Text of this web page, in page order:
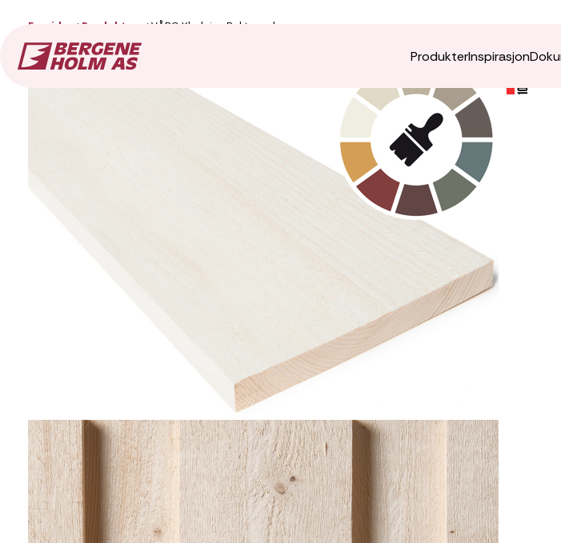
ProdukterInspirasjon
Forside Produkter VÅRO Kledning Rektangulær